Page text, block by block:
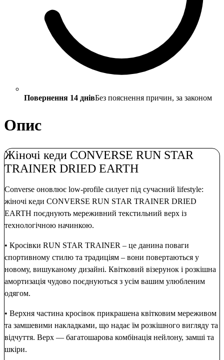
Повернення 14 днівБез пояснення причин, за законом
Опис
Жіночі кеди CONVERSE RUN STAR
TRAINER DRIED EARTH
Converse оновлює low-profile силует під сучасний lifestyle:
жіночі кеди CONVERSE RUN STAR TRAINER DRIED
EARTH поєднують мереживний текстильний верх із
технологічною начинкою.
• Кросівки RUN STAR TRAINER – це данина поваги
спортивному стилю та традиціям – вони повертаються у
новому, вишуканому дизайні. Квітковий візерунок і розкішна
амортизація чудово поєднуються з усім вашим улюбленим
одягом.
• Верхня частина кросівок прикрашена квітковим мереживом
та замшевими накладками, що надає їм розкішного вигляду та
відчуття. Верх — багатошарова комбінація нейлону, замші та
шкіри.